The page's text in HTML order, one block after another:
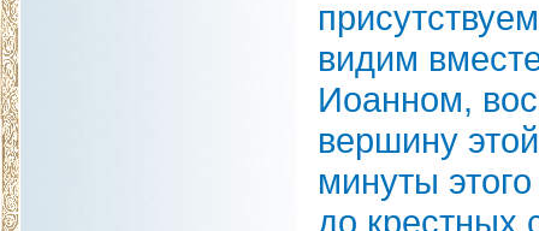
видим
Иоанном,
вершину
минуты
до крестных